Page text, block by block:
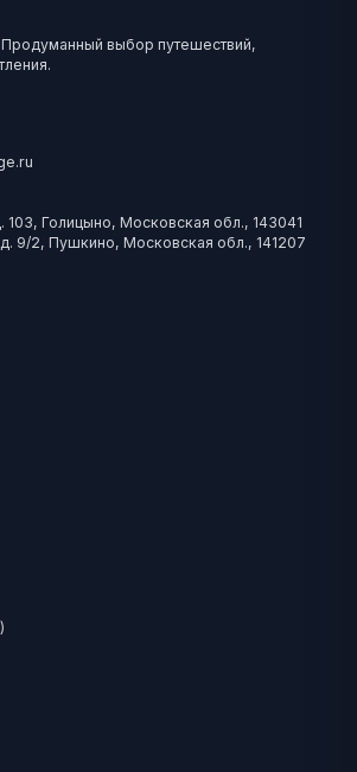
выбор путешествий,
103, Голицыно, Московская обл., 143041
9/2, Пушкино, Московская обл., 141207